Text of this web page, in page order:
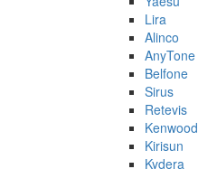
Lira
Alinco
AnyTone
Belfone
Sirus
Retevis
Kenwood
Kirisun
Kydera